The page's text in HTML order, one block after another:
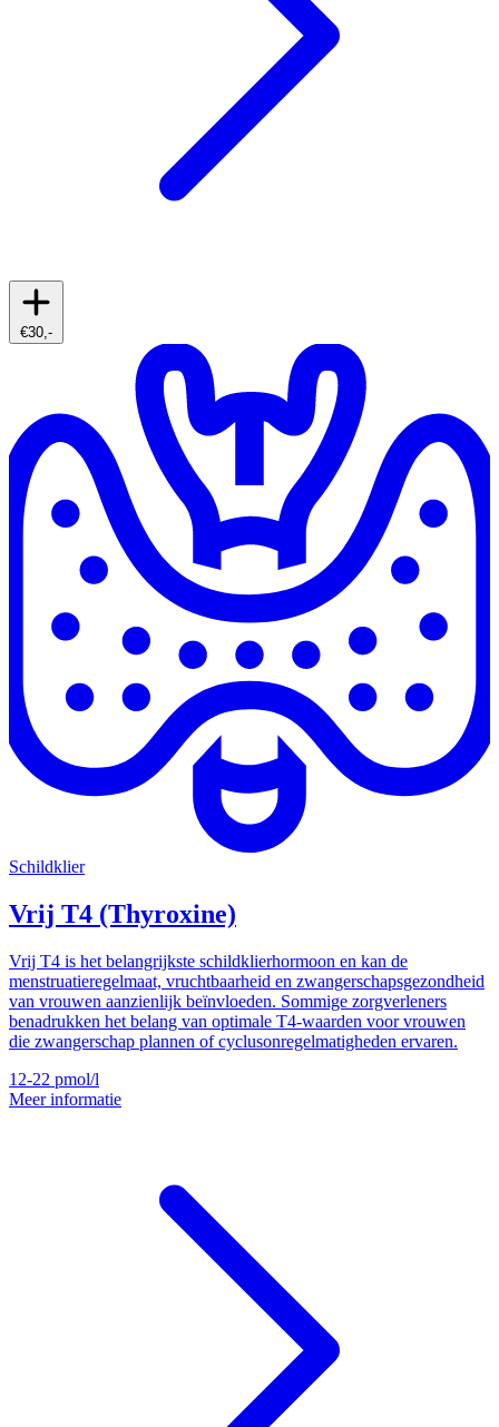
€30,-
Schildklier
Vrij T4 (Thyroxine)
Vrij T4 is het belangrijkste schildklierhormoon en kan de
menstruatieregelmaat, vruchtbaarheid en zwangerschapsgezondheid
van vrouwen aanzienlijk beïnvloeden. Sommige zorgverleners
benadrukken het belang van optimale T4-waarden voor vrouwen
die zwangerschap plannen of cyclusonregelmatigheden ervaren.
12-22 pmol/l
Meer informatie